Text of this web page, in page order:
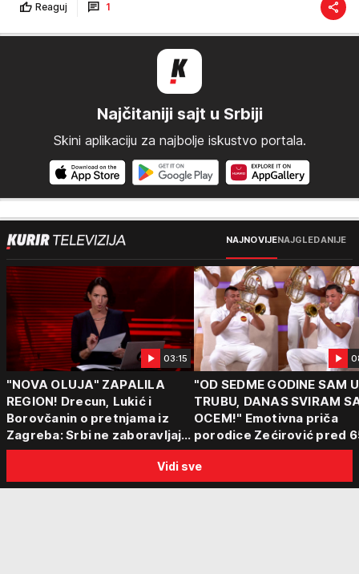
Reaguj 1
Najčitaniji sajt u Srbiji
Skini aplikaciju za najbolje iskustvo portala.
NAJNOVIJENAJGLEDANIJE
03:15
"NOVA OLUJA" ZAPALILA
REGION! Drecun, Lukić i
Borovčanin o pretnjama iz
Zagreba: Srbi ne zaboravljaju
progon
"OD SEDME GODINE SAM
TRUBU, DANAS SVIRAM
OCEM!" Emotivna priča
porodice Zećirović pred
Sabor trubača u Guči
Vidi sve